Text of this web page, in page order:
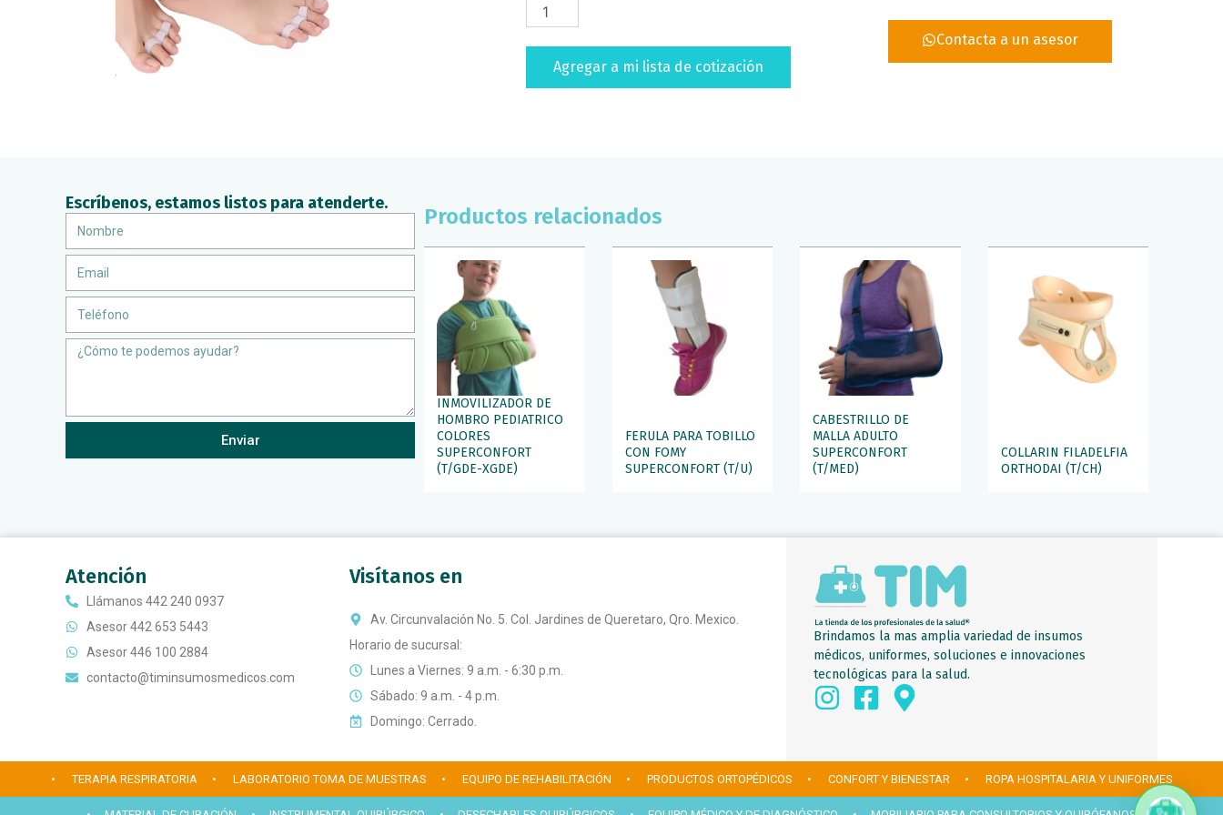
GARRA
Agregar a mi lista de cotización
Contacta a un asesor
Escríbenos, estamos listos para atenderte.
Message
Enviar
Productos relacionados
INMOVILIZADOR DE
HOMBRO PEDIATRICO
COLORES
SUPERCONFORT
(T/GDE-XGDE)
FERULA PARA TOBILLO
CON FOMY
SUPERCONFORT (T/U)
CABESTRILLO DE
MALLA ADULTO
SUPERCONFORT
(T/MED)
COLLARIN FILADELFIA
ORTHODAI (T/CH)
Atención
Llámanos 442 240 0937
Asesor 442 653 5443
Asesor 446 100 2884
contacto@timinsumosmedicos.com
Visítanos en
Av. Circunvalación No. 5. Col. Jardines de Queretaro, Qro. Mexico.
Horario de sucursal:
Lunes a Viernes: 9 a.m. - 6:30 p.m.
Sábado: 9 a.m. - 4 p.m.
Domingo: Cerrado.
Brindamos la mas amplia variedad de insumos
médicos, uniformes, soluciones e innovaciones
tecnológicas para la salud.
• TERAPIA RESPIRATORIA • LABORATORIO TOMA DE MUESTRAS • EQUIPO DE REHABILITACIÓN • PRODUCTOS ORTOPÉDICOS • CONFORT Y BIENESTAR • ROPA HOSPITALARIA Y UNIFORMES